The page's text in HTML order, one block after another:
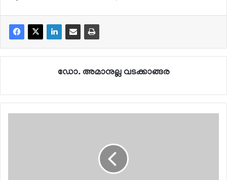
ഡോ. അമാനുല്ല വടക്കാങ്ങര